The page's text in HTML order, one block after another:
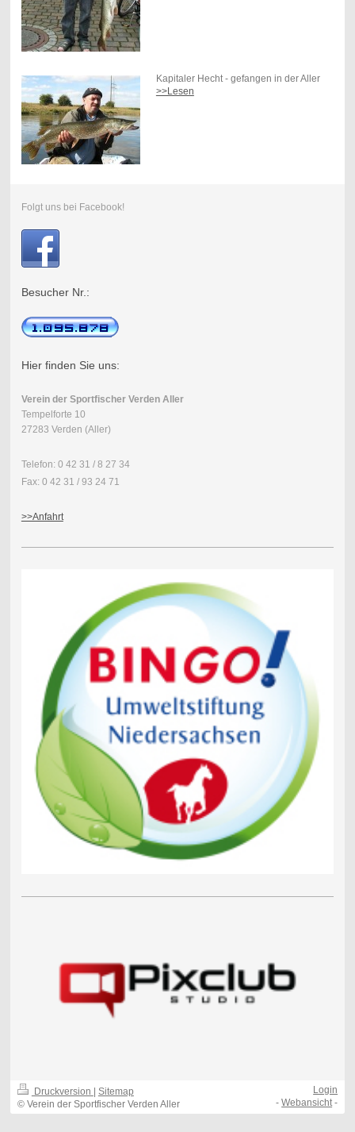
Kapitaler Hecht - gefangen in der Aller
>>Lesen
Folgt uns bei Facebook!
Besucher Nr.:
Hier finden Sie uns:
Verein der Sportfischer Verden Aller
Tempelforte 10
27283 Verden (Aller)
Telefon: 0 42 31 / 8 27 34
Fax: 0 42 31 / 93 24 71
>>Anfahrt
Druckversion
Sitemap
© Verein der Sportfischer Verden Aller
Login
-Webansicht-